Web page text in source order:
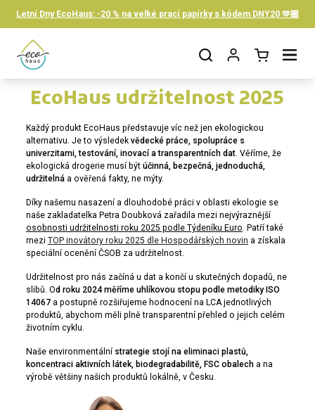
Letní Dny EcoHaus: -20 % na velké prací papírky s kódem DNY20 🫶🏼
Open cart Open menu
EcoHaus udržitelnost 2025
Každý produkt EcoHaus představuje víc než jen ekologickou
alternativu. Je to výsledek vědecké práce, spolupráce s
univerzitami, testování, inovací a transparentních dat. Věříme, že
ekologická drogerie musí být účinná, bezpečná, jednoduchá,
udržitelnáa ověřená fakty, ne mýty.
Díky našemu nasazení a dlouhodobé práci v oblasti ekologie se
naše zakladatelka Petra Doubková zařadila mezi nejvýraznější
osobnosti udržitelnosti roku 2025 podle Týdeníku Euro. Patří také
mezi TOP inovátory roku 2025 dle Hospodářských novin a získala
speciální ocenění ČSOB za udržitelnost.
Udržitelnost pro nás začíná u dat a končí u skutečných dopadů, ne
slibů. Od roku 2024 měříme uhlíkovou stopu podle metodiky ISO
14067a postupně rozšiřujeme hodnocení na LCA jednotlivých
produktů, abychom měli plně transparentní přehled o jejich celém
životním cyklu.
Naše environmentálnístrategie stojí na eliminaci plastů,
koncentraci aktivních látek, biodegradabilitě, FSC obalech a na
výrobě většiny našich produktů lokálně, v Česku.